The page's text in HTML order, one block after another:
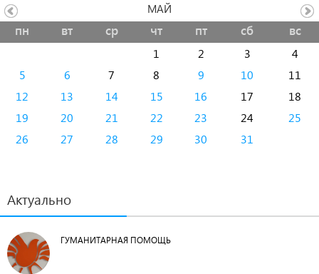
пн вт ср чт пт сб вс
1 2 3
4
5
6 7 8 9 10
11
12
13 14 15 16 17
18
19
20 21 22 23 24
25
26
27 28 29 30 31
МАЙ
Актуально
ГУМАНИТАРНАЯ ПОМОЩЬ